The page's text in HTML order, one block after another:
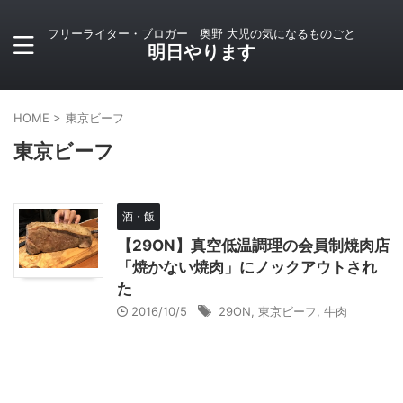
フリーライター・ブロガー 奥野 大児の気になるものごと
明日やります
HOME > 東京ビーフ
東京ビーフ
酒・飯
【29ON】真空低温調理の会員制焼肉店
「焼かない焼肉」にノックアウトされ
た
2016/10/5 29ON 東京ビーフ 牛肉